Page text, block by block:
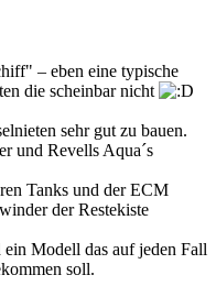
– eben eine typische
die scheinbar nicht
sehr gut zu bauen.
und Revells Aqua´s
Tanks und der ECM
der Restekiste
Modell das auf jeden Fall
soll.